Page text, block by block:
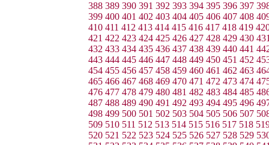
388 389 390 391 392 393 394 395 396 397
399 400 401 402 403 404 405 406 407 408
410 411 412 413 414 415 416 417 418 419
421 422 423 424 425 426 427 428 429 430
432 433 434 435 436 437 438 439 440 441
443 444 445 446 447 448 449 450 451 452
454 455 456 457 458 459 460 461 462 463
465 466 467 468 469 470 471 472 473 474
476 477 478 479 480 481 482 483 484 485
487 488 489 490 491 492 493 494 495 496
498 499 500 501 502 503 504 505 506 507
509 510 511 512 513 514 515 516 517 518
520 521 522 523 524 525 526 527 528 529